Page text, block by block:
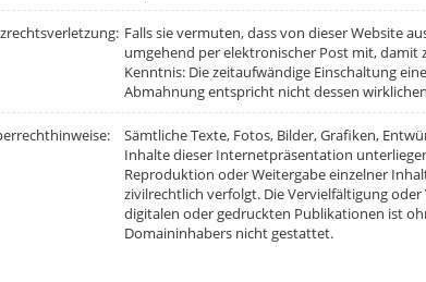
Falls sie vermuten, dass von dieser Website
umgehend per elektronischer Post mit, damit
Kenntnis: Die zeitaufwändige Einschaltung
Abmahnung entspricht nicht dessen
Sämtliche Texte, Fotos, Bilder, Grafiken,
Inhalte dieser Internetpräsentation
Reproduktion oder Weitergabe einzelner
zivilrechtlich verfolgt. Die Vervielfältigung
digitalen oder gedruckten Publikationen ist
Domaininhabers nicht gestattet.